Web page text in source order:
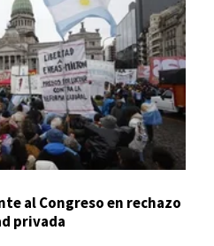
al Congreso en rechazo
privada